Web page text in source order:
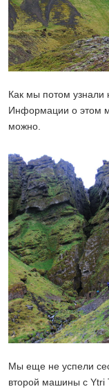
Как мы потом узнали
Информации о этом
можно.
Мы еще не успели
второй машины с Ytri